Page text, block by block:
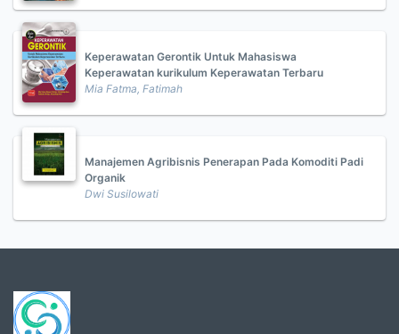
Keperawatan Gerontik Untuk Mahasiswa
Keperawatan kurikulum Keperawatan Terbaru
Mia Fatma, Fatimah
Manajemen Agribisnis Penerapan Pada Komoditi Padi
Organik
Dwi Susilowati